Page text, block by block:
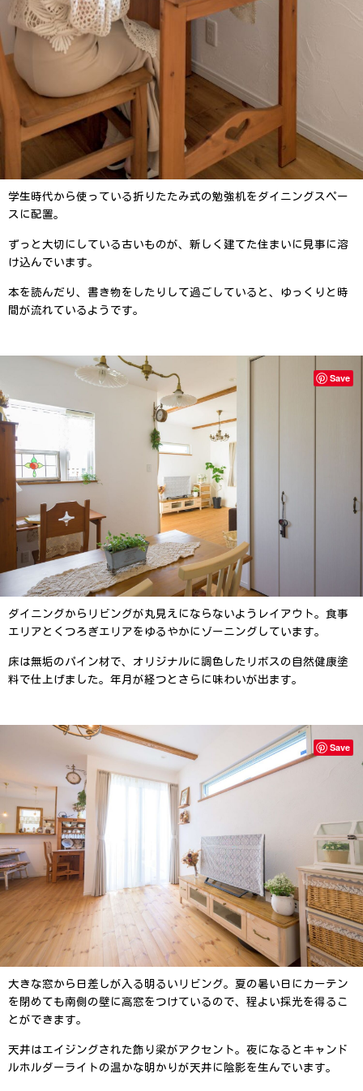
学生時代から使っている折りたたみ式の勉強机をダイニングスペー
スに配置。
ずっと大切にしている古いものが、新しく建てた住まいに見事に溶
け込んでいます。
本を読んだり、書き物をしたりして過ごしていると、ゆっくりと時
間が流れているようです。
ダイニングからリビングが丸見えにならないようレイアウト。 食事
エリアとくつろぎエリアをゆるやかにゾーニングしています。
床は無垢のパイン材で、オリジナルに調色したリボスの自然健康塗
料で仕上げました。 年月が経つとさらに味わいが出ます。
Save
大きな窓から日差しが入る明るいリビング。夏の暑い日にカーテン
を閉めても南側の壁に高窓をつけているので、程よい採光を得るこ
とができます。
天井はエイジングされた飾り梁がアクセント。 夜になるとキャンド
ルホルダーライトの温かな明かりが天井に陰影を生んでいます。
Save